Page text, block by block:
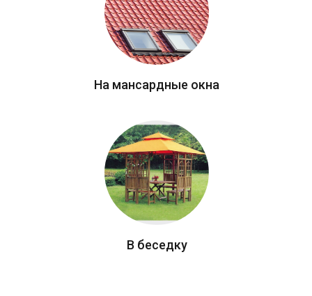
В беседку
На мансардные окна